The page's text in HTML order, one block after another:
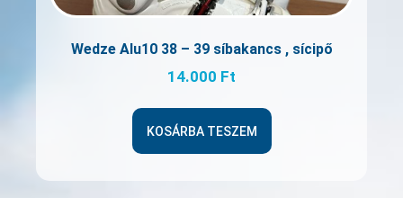
Wedze Alu10 38 – 39 síbakancs , sícipő
14.000 Ft
KOSÁRBA TESZEM